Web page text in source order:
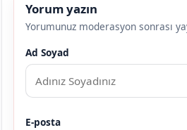
Yorum yazın
Yorumunuz moderasyon sonrası
Ad Soyad
E-posta